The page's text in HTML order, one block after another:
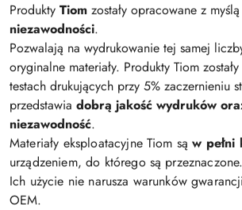
Produkty Tiom zostały opracowane z
niezawodności.
Pozwalają na wydrukowanie tej samej
oryginalne materiały. Produkty Tiom
testach drukujących przy 5% zaczernieniu
przedstawia dobrą jakość wydruków
niezawodność.
Materiały eksploatacyjne Tiom sąw pełni
urządzeniem, do którego są przeznaczone.
Ich użycie nie narusza warunków
OEM.